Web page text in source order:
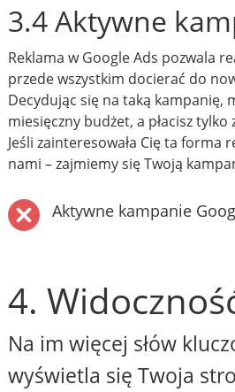
3.4 Aktywne
Reklama w Google Ads pozwala
przede wszystkim docierać do
Decydując się na taką kampanię,
miesięczny budżet, a płacisz
Jeśli zainteresowała Cię ta forma
nami – zajmiemy się Twoją
Aktywne kampanie
4.
Na im więcej słów
wyświetla się Twoja